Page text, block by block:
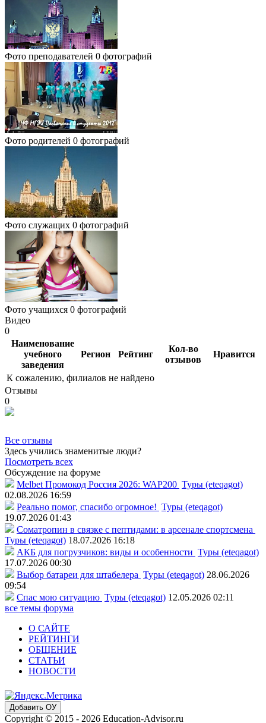
Фото преподавателей 0 фотографий
Фото родителей 0 фотографий
Фото служащих 0 фотографий
Фото учащихся 0 фотографий
Видео
0
Наименование
учебного
заведения
Регион Рейтинг
Кол-во
отзывов
Нравится
К сожалению, филиалов не найдено
Отзывы
0
Все отзывы
Здесь учились знаменитые люди?
Посмотреть всех
Обсуждение на форуме
Melbet Промокод Россия 2026: WAP200 Туры (eteqagot)
02.08.2026 16:59
Реально помог, спасибо огромное! Туры (eteqagot)
19.07.2026 01:43
Соматропин в связке с пептидами: в арсенале спортсмена
Туры (eteqagot) 18.07.2026 16:18
АКБ для погрузчиков: виды и особенности Туры (eteqagot)
17.07.2026 00:30
Выбор батареи для штабелера Туры (eteqagot) 28.06.2026
09:54
Спас мою ситуацию Туры (eteqagot) 12.05.2026 02:11
все темы форума
О САЙТЕ
РЕЙТИНГИ
ОБЩЕНИЕ
СТАТЬИ
НОВОСТИ
Добавить ОУ
Copyright © 2015 - 2026 Education-Advisor.ru